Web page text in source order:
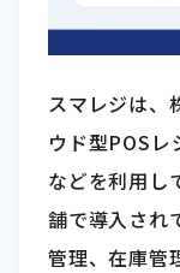
スマレジは、
ウド型POSレ
などを利用し
舗で導入され
管理、在庫管